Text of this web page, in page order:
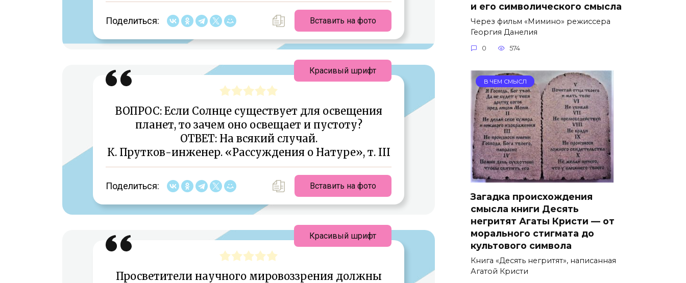
Поделиться: Вставить на фото
ВОПРОС: Если Солнце существует для освещения
планет, то зачем оно освещает и пустоту?
ОТВЕТ: На всякий случай.
К. Прутков-инженер. «Рассуждения о Натуре», т. III
Поделиться: Вставить на фото
Красивый шрифт
Просветители научного мировоззрения должны
Красивый шрифт
и его символического смысла
Через фильм «Мимино» режиссера
Георгия Данелия
0 574
В ЧЕМ СМЫСЛ
Загадка происхождения
смысла книги Десять
негритят Агаты Кристи — от
морального стигмата до
культового символа
Книга «Десять негритят», написанная
Агатой Кристи